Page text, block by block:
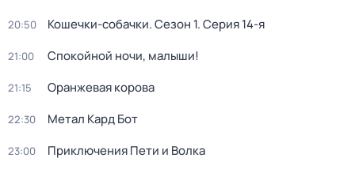
20:50 Кошечки-собачки. Сезон 1. Серия 14-я
21:00 Спокойной ночи, малыши!
21:15 Оранжевая корова
22:30 Метал Кард Бот
23:00 Приключения Пети и Волка